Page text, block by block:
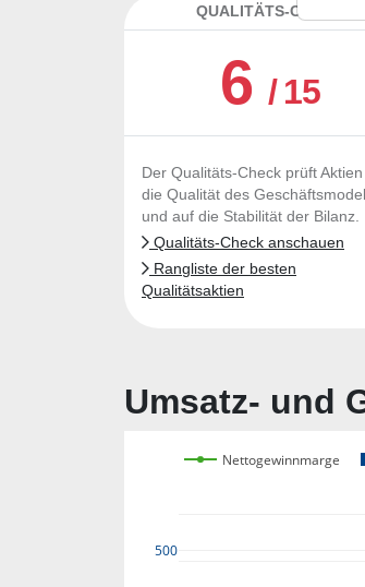
QUALITÄTS-CHECK
6 / 15
Der Qualitäts-Check prüft
die Qualität des
und auf die Stabilität der Bilanz.
Qualitäts-Check anschauen
Rangliste der besten
Qualitätsaktien
Umsatz- und
500
Nettogewinnmarge